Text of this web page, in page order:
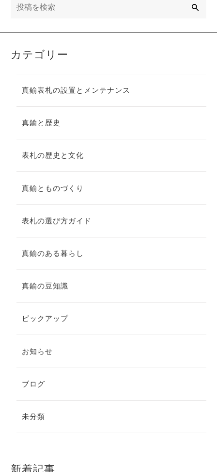
カテゴリー
真鍮表札の設置とメンテナンス
真鍮と歴史
表札の歴史と文化
真鍮とものづくり
表札の選び方ガイド
真鍮のある暮らし
真鍮の豆知識
ピックアップ
お知らせ
ブログ
未分類
新着記事